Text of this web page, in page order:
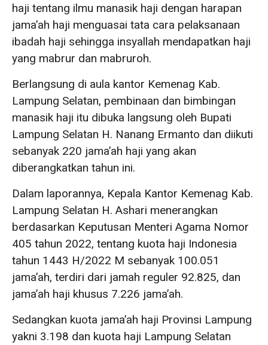
haji tentang ilmu manasik haji dengan harapan
jama’ah haji menguasai tata cara pelaksanaan
ibadah haji sehingga insyallah mendapatkan haji
yang mabrur dan mabruroh.
Berlangsung di aula kantor Kemenag Kab.
Lampung Selatan, pembinaan dan bimbingan
manasik haji itu dibuka langsung oleh Bupati
Lampung Selatan H. Nanang Ermanto dan diikuti
sebanyak 220 jama’ah haji yang akan
diberangkatkan tahun ini.
Dalam laporannya, Kepala Kantor Kemenag Kab.
Lampung Selatan H. Ashari menerangkan
berdasarkan Keputusan Menteri Agama Nomor
405 tahun 2022, tentang kuota haji Indonesia
tahun 1443 H/2022 M sebanyak 100.051
jama’ah, terdiri dari jamah reguler 92.825, dan
jama’ah haji khusus 7.226 jama’ah.
Sedangkan kuota jama’ah haji Provinsi Lampung
yakni 3.198 dan kuota haji Lampung Selatan